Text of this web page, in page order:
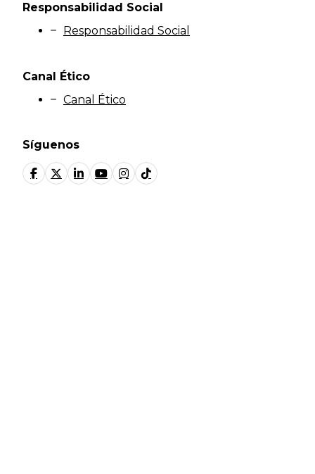
Síguenos
Responsabilidad Social
Responsabilidad Social
Canal Ético
Canal Ético